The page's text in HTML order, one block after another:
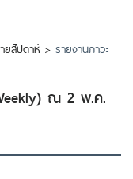
ยสัปดาห์ > รายงานภาวะ
ณ 2 พ.ค.